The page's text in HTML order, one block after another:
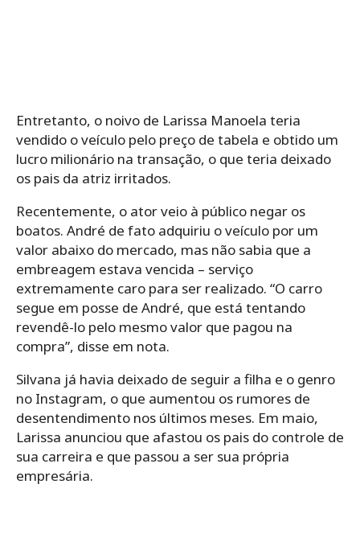
Entretanto, o noivo de Larissa Manoela teria
vendido o veículo pelo preço de tabela e obtido um
lucro milionário na transação, o que teria deixado
os pais da atriz irritados.
Recentemente, o ator veio à público negar os
boatos. André de fato adquiriu o veículo por um
valor abaixo do mercado, mas não sabia que a
embreagem estava vencida – serviço
extremamente caro para ser realizado. “O carro
segue em posse de André, que está tentando
revendê-lo pelo mesmo valor que pagou na
compra”, disse em nota.
Silvana já havia deixado de seguir a filha e o genro
no Instagram, o que aumentou os rumores de
desentendimento nos últimos meses. Em maio,
Larissa anunciou que afastou os pais do controle de
sua carreira e que passou a ser sua própria
empresária.